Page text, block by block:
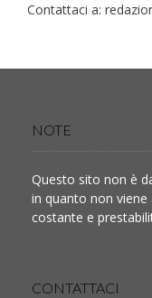
Contattaci a:
NOTE
Questo sito non è
in quanto non
costante e
CONTATTACI